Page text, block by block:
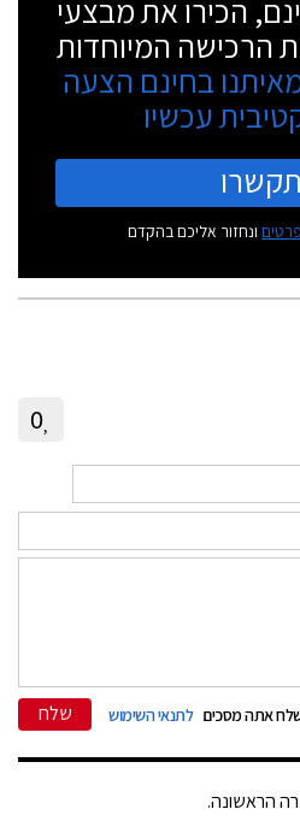
הכירו את מבצעי
הרכישה המיוחדות
בחינם הצעה
עכשיו
ונחזור אליכם בהקדם
0
אתה מסכים לתנאי השימוש שלח
הראשונה.